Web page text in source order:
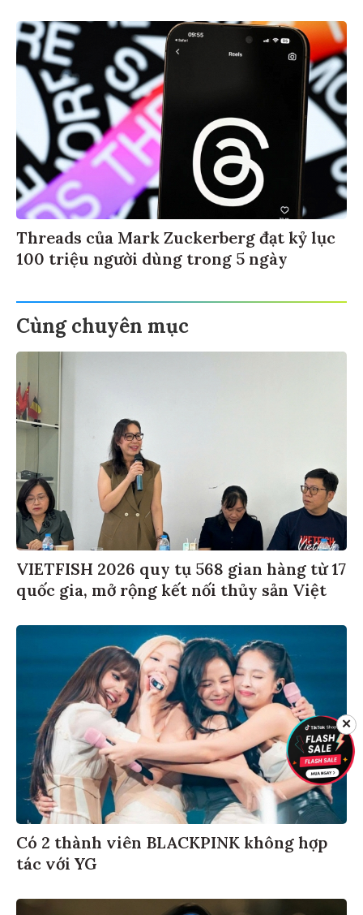
Threads của Mark Zuckerberg đạt kỷ lục
100 triệu người dùng trong 5 ngày
Cùng chuyên mục
VIETFISH 2026 quy tụ 568 gian hàng từ 17
quốc gia, mở rộng kết nối thủy sản Việt
Có 2 thành viên BLACKPINK không hợp
tác với YG
✕